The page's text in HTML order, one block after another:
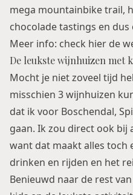
mega mountainbike trail,
chocolade tastings en
Meer info: check hier de
De leukste wijnhuizen met
Mocht je niet zoveel tijd
misschien 3 wijnhuizen
dat ik voor Boschendal,
gaan. Ik zou direct ook bij
want dat maakt alles toch
drinken en rijden en het
Benieuwd naar de rest